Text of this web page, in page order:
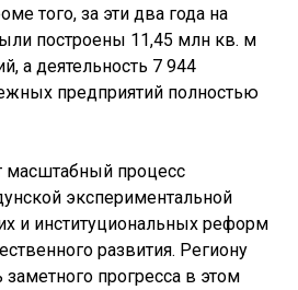
того, за эти два года на
построены 11,45 млн кв. м
а деятельность 7 944
предприятий полностью
масштабный процесс
экспериментальной
и институциональных реформ
развития. Региону
прогресса в этом